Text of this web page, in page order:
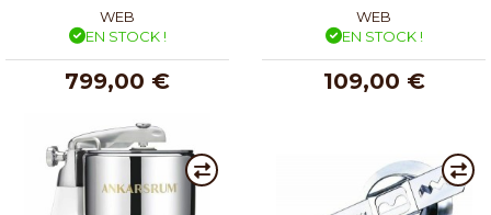
WEB
EN STOCK !
799,00 €
WEB
EN STOCK !
109,00 €